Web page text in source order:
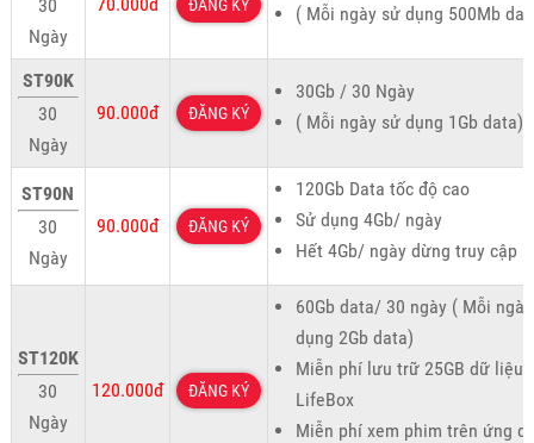
30
Ngày
ĐĂNG KÝ
( Mỗi ngày sử dụng 500Mb
ST90K
30
Ngày
90.000đ ĐĂNG KÝ
30Gb / 30 Ngày
( Mỗi ngày sử dụng 1Gb data)
ST90N
30
Ngày
90.000đ ĐĂNG KÝ
120Gb Data tốc độ cao
Sử dụng 4Gb/ ngày
Hết 4Gb/ ngày dừng truy cập
ST120K
30
Ngày
120.000đ ĐĂNG KÝ
60Gb data/ 30 ngày ( Mỗi
dụng 2Gb data)
Miễn phí lưu trữ 25GB dữ liệu
LifeBox
Miễn phí xem phim trên ứng